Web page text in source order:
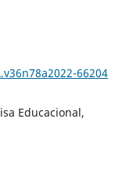
66204
Educacional,